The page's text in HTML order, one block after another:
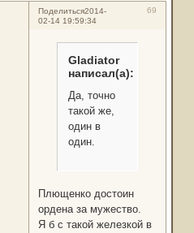
Поделиться 69
2014-
02-14 19:59:34
Gladiator
написал(а):
Да, точно
такой же,
один в
один.
Плющенко достоин
ордена за мужество.
Я б с такой железкой в